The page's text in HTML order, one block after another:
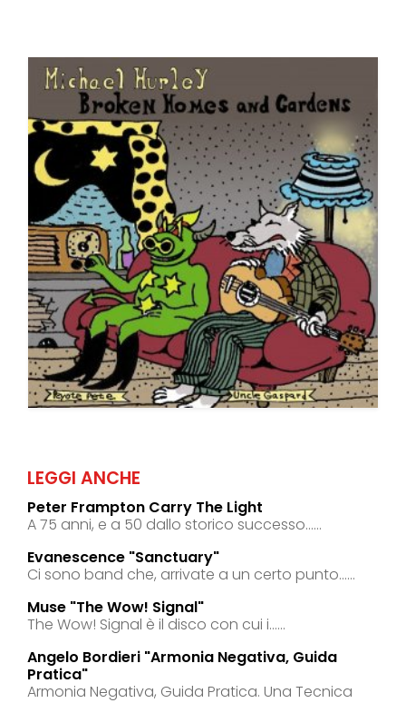
LEGGI ANCHE
Peter Frampton Carry The Light
A 75 anni, e a 50 dallo storico successo......
Evanescence "sanctuary"
Ci sono band che, arrivate a un certo punto......
Muse "the Wow! Signal"
The Wow! Signal è il disco con cui i......
Angelo Bordieri "armonia Negativa, Guida
Pratica"
Armonia Negativa, Guida Pratica. Una Tecnica